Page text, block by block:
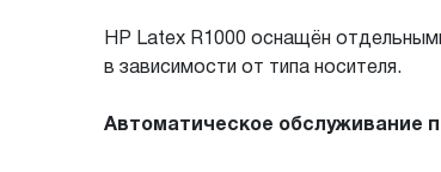
HP Latex R1000 оснащён
в зависимости от типа носителя.
Автоматическое обслуживание